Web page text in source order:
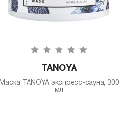
TANOYA
Маска TANOYA экспресс-сауна, 300
мл